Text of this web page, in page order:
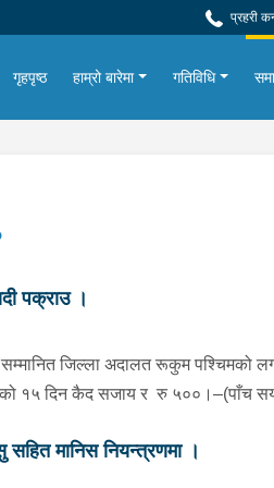
प्रहरी
गृहपृष्ठ हाम्रो बारेमा गतिविधि
पक्राउ ।
जिल्ला अदालत रूकुम पश्चिमको
१५ दिन कैद सजाय र रु ५००।–(पाँच
गाउँपालिका-२ बस्ने अं. बर्ष ४२ को
पक्राउ गरी निज लाई सम्मानित
सहित मानिस नियन्त्रणमा ।